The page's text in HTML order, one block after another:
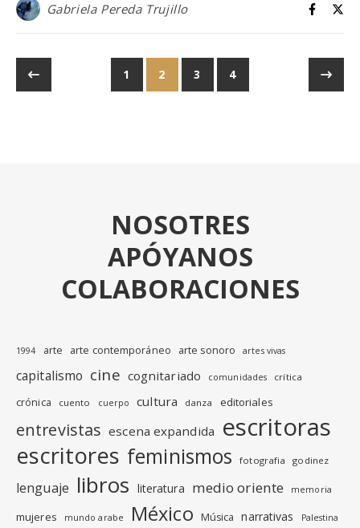
Gabriela Pereda Trujillo
1 2 3 4
NOSOTRES
APÓYANOS
COLABORACIONES
1994 arte arte contemporáneo arte sonoro artes vivas
capitalismo cine cognitariado comunidades crítica
crónica cuento cuerpo cultura danza editoriales
entrevistas escena expandida escritoras
escritores feminismos fotografia godinez
lenguaje libros literatura medio oriente memoria
mujeres mundo arabe México Música narrativas Palestina